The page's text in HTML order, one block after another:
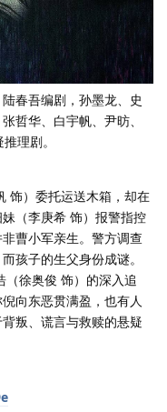
春吾编剧，孙墨龙、史
哲华、白宇帆、尹昉、
理剧。
饰）委托运送木箱，却在
（李庚希 饰）报警指控
曹小军亲生。警方调查
孩子的生父身份成谜。
徐奥俊 饰）的深入追
向东恶贯满盈，也有人
叛、谎言与救赎的悬疑